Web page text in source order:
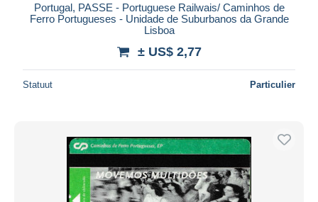
Portugal, PASSE - Portuguese Railwais/ Caminhos de
Ferro Portugueses - Unidade de Suburbanos da Grande
Lisboa
± US$ 2,77
Statuut Particulier